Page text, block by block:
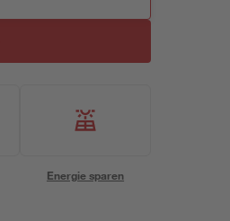
Energie sparen